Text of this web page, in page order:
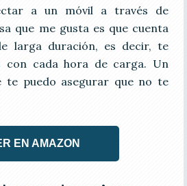
a un móvil a través de
que me gusta es que cuenta
larga duración, es decir, te
con cada hora de carga. Un
te puedo asegurar que no te
EN AMAZON